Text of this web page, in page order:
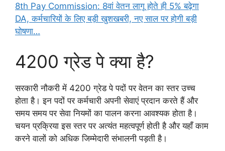
8th Pay Commission: 8वां वेतन लागू होते ही 5% बढ़ेगा
DA, कर्मचारियों के लिए बड़ी खुशखबरी, नए साल पर होगी बड़ी
घोषणा…
4200 ग्रेड पे क्या है?
सरकारी नौकरी में 4200 ग्रेड पे पदों पर वेतन का स्तर उच्च
होता है। इन पदों पर कर्मचारी अपनी सेवाएं प्रदान करते हैं और
समय समय पर सेवा नियमों का पालन करना आवश्यक होता है।
चयन प्रक्रिया इस स्तर पर अत्यंत महत्वपूर्ण होती है और यहाँ काम
करने वालों को अधिक जिम्मेदारी संभालनी पड़ती है।